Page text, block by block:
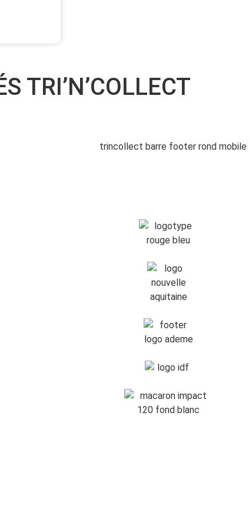
TRI’N’COLLECT